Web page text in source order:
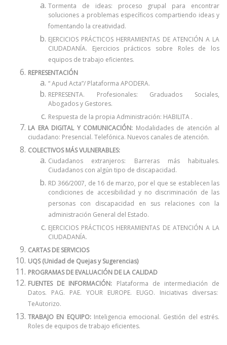
Tormenta de ideas: proceso grupal para encontrar
soluciones a problemas específicos compartiendo ideas y
fomentando la creatividad.
EJERCICIOS PRÁCTICOS HERRAMIENTAS DE ATENCIÓN A LA
CIUDADANÍA. Ejercicios prácticos sobre Roles de los
equipos de trabajo eficientes.
REPRESENTACIÓN
“ Apud Acta”/ Plataforma APODERA.
REPRESENTA. Profesionales: Graduados Sociales,
Abogados y Gestores.
Respuesta de la propia Administración: HABILITA .
LA ERA DIGITAL Y COMUNICACIÓN: Modalidades de atención al
ciudadano: Presencial. Telefónica. Nuevos canales de atención.
COLECTIVOS MÁS VULNERABLES:
Ciudadanos extranjeros: Barreras más habituales.
Ciudadanos con algún tipo de discapacidad.
RD 366/2007, de 16 de marzo, por el que se establecen las
condiciones de accesibilidad y no discriminación de las
personas con discapacidad en sus relaciones con la
administración General del Estado.
EJERCICIOS PRÁCTICOS HERRAMIENTAS DE ATENCIÓN A LA
CIUDADANÍA.
CARTAS DE SERVICIOS
UQS (Unidad de Quejas y Sugerencias)
PROGRAMAS DE EVALUACIÓN DE LA CALIDAD
FUENTES DE INFORMACIÓN: Plataforma de intermediación de
Datos. PAG. PAE. YOUR EUROPE. EUGO. Iniciativas diversas:
TeAutorizo.
TRABAJO EN EQUIPO: Inteligencia emocional. Gestión del estrés.
Roles de equipos de trabajo eficientes.